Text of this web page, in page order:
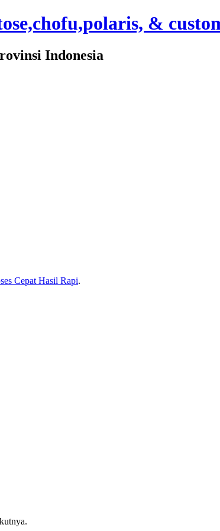
&
Indonesia
Cepat Hasil Rapi.